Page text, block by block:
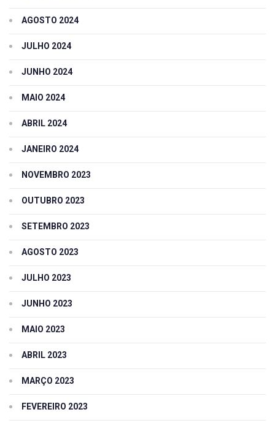
AGOSTO 2024
JULHO 2024
JUNHO 2024
MAIO 2024
ABRIL 2024
JANEIRO 2024
NOVEMBRO 2023
OUTUBRO 2023
SETEMBRO 2023
AGOSTO 2023
JULHO 2023
JUNHO 2023
MAIO 2023
ABRIL 2023
MARÇO 2023
FEVEREIRO 2023